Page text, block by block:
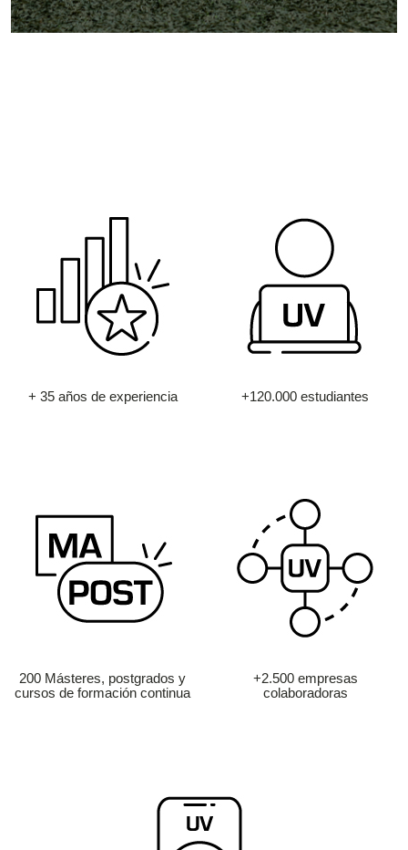
+ 35 años de experiencia +120.000 estudiantes
200 Másteres, postgrados y
cursos de formación continua
+2.500 empresas
colaboradoras